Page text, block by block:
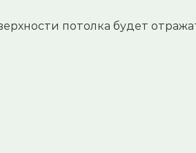
потолка будет